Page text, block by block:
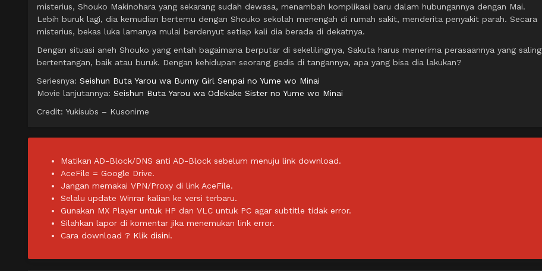
misterius, Shouko Makinohara yang sekarang sudah dewasa, menambah komplikasi baru dalam hubungannya dengan Mai.
Lebih buruk lagi, dia kemudian bertemu dengan Shouko sekolah menengah di rumah sakit, menderita penyakit parah. Secara
misterius, bekas luka lamanya mulai berdenyut setiap kali dia berada di dekatnya.
Dengan situasi aneh Shouko yang entah bagaimana berputar di sekelilingnya, Sakuta harus menerima perasaannya yang saling
bertentangan, baik atau buruk. Dengan kehidupan seorang gadis di tangannya, apa yang bisa dia lakukan?
Seriesnya: Seishun Buta Yarou wa Bunny Girl Senpai no Yume wo Minai
Movie lanjutannya: Seishun Buta Yarou wa Odekake Sister no Yume wo Minai
Credit: Yukisubs – Kusonime
Matikan AD-Block/DNS anti AD-Block sebelum menuju link download.
AceFile = Google Drive.
Jangan memakai VPN/Proxy di link AceFile.
Selalu update Winrar kalian ke versi terbaru.
Gunakan MX Player untuk HP dan VLC untuk PC agar subtitle tidak error.
Silahkan lapor di komentar jika menemukan link error.
Cara download ? Klik disini.